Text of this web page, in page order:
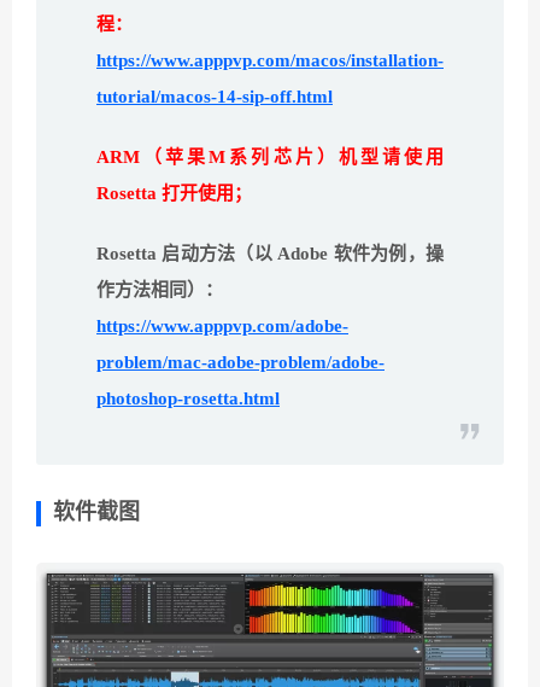
程：
https://www.apppvp.com/macos/installation-
tutorial/macos-14-sip-off.html
ARM（苹果M系列芯片）机型请使用
Rosetta 打开使用；
Rosetta 启动方法（以 Adobe 软件为例，操
作方法相同）：
https://www.apppvp.com/adobe-
problem/mac-adobe-problem/adobe-
photoshop-rosetta.html
软件截图